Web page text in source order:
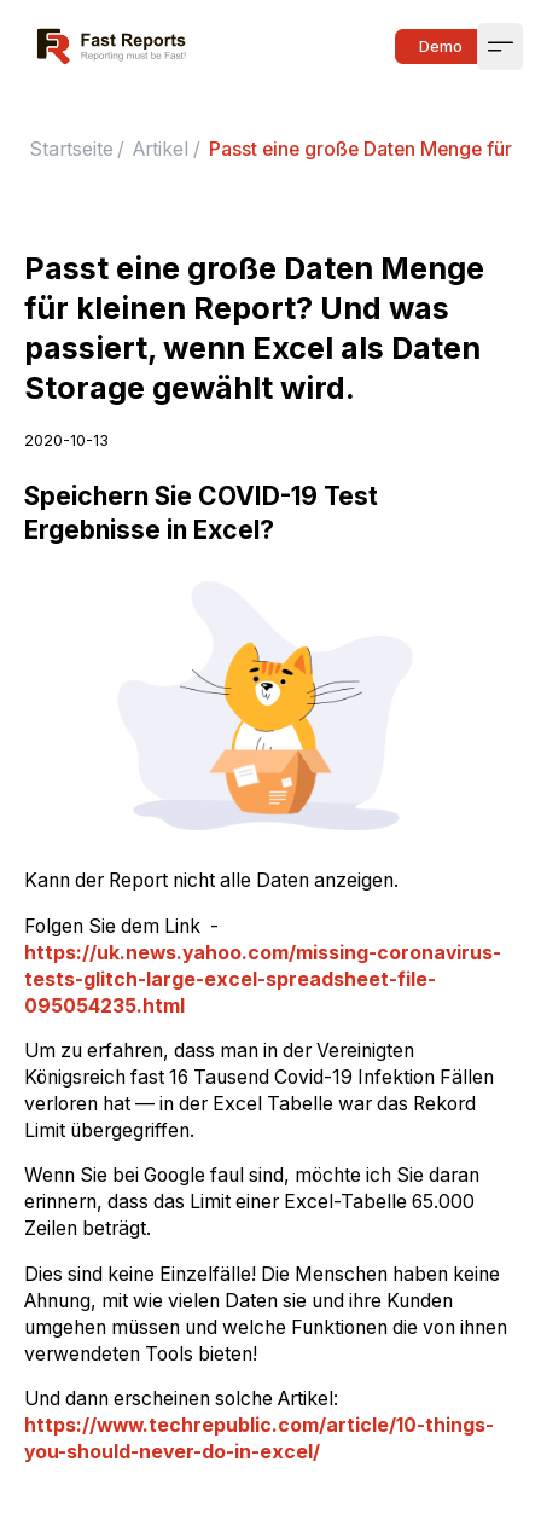
Fast Reports Demo
Startseite / Artikel / Passt eine große Daten Menge für
Passt eine große Daten Menge
für kleinen Report? Und was
passiert, wenn Excel als Daten
Storage gewählt wird.
2020-10-13
Speichern Sie COVID-19 Test
Ergebnisse in Excel?
Kann der Report nicht alle Daten anzeigen.
Folgen Sie dem Link -
https://uk.news.yahoo.com/missing-coronavirus-
tests-glitch-large-excel-spreadsheet-file-
095054235.html
Um zu erfahren, dass man in der Vereinigten
Königsreich fast 16 Tausend Covid-19 Infektion Fällen
verloren hat — in der Excel Tabelle war das Rekord
Limit übergegriffen.
Wenn Sie bei Google faul sind, möchte ich Sie daran
erinnern, dass das Limit einer Excel-Tabelle 65.000
Zeilen beträgt.
Dies sind keine Einzelfälle! Die Menschen haben keine
Ahnung, mit wie vielen Daten sie und ihre Kunden
umgehen müssen und welche Funktionen die von ihnen
verwendeten Tools bieten!
Und dann erscheinen solche Artikel:
https://www.techrepublic.com/article/10-things-
you-should-never-do-in-excel/